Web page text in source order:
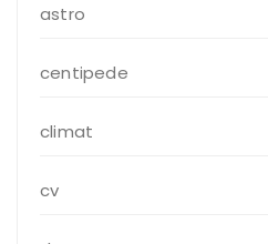
astro
centipede
climat
cv